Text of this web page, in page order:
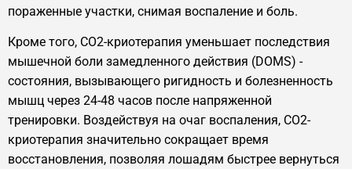
пораженные участки, снимая воспаление и боль.
Кроме того, CO2-криотерапия уменьшает последствия
мышечной боли замедленного действия (DOMS) -
состояния, вызывающего ригидность и болезненность
мышц через 24-48 часов после напряженной
тренировки. Воздействуя на очаг воспаления, CO2-
криотерапия значительно сокращает время
восстановления, позволяя лошадям быстрее вернуться